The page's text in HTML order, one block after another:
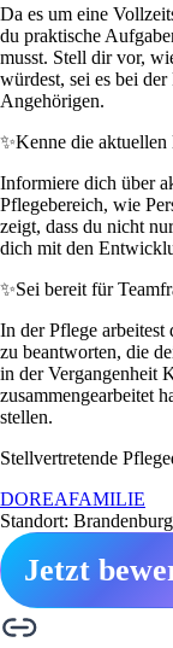
Da es um eine
du praktische
musst. Stell dir vor,
würdest, sei es bei
Angehörigen.
✨Kenne die
Informiere dich über
Pflegebereich, wie
zeigt, dass du nicht
dich mit den
✨Sei bereit für
In der Pflege
zu beantworten, die
in der Vergangenheit
zusammengearbeitet
stellen.
Stellvertretende
DOREAFAMILIE
Standort:
Jetzt